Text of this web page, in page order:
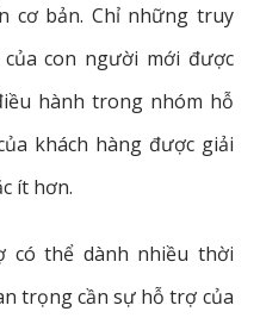
cơ bản. Chỉ những truy
con người mới được
hành trong nhóm hỗ
khách hàng được giải
ít hơn.
có thể dành nhiều thời
trọng cần sự hỗ trợ của